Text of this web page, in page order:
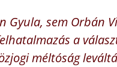
Gyula, sem Orbán
a
méltóság